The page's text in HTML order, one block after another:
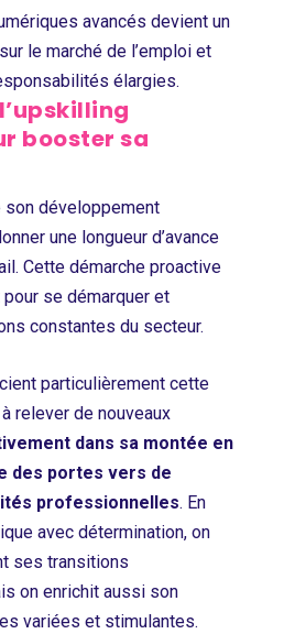
avancés devient un
le marché de l’emploi et
élargies.
booster sa
développement
une longueur d’avance
Cette démarche proactive
se démarquer et
constantes du secteur.
particulièrement cette
relever de nouveaux
dans sa montée en
des portes vers de
professionnelles. En
avec détermination, on
ses transitions
on enrichit aussi son
variées et stimulantes.